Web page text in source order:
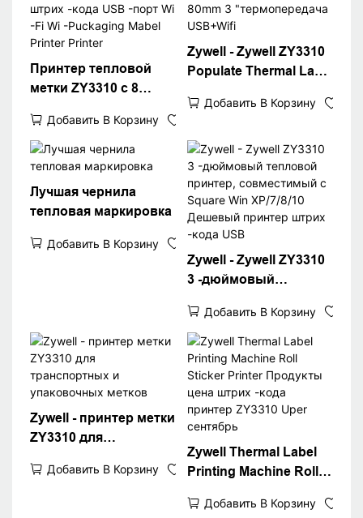
Принтер тепловой
метки ZY3310 с 8
маркировкой штрих
-кода USB -порт Wi -Fi
Wi -Puckaging Mabel
Printer Printer
Добавить В Корзину
Zywell - Zywell ZY3310
Populate Thermal Label
POS 80mm 3
USB+Wifi
Добавить В Корзину
Лучшая чернила
тепловая маркировка
Добавить В Корзину
Zywell - Zywell ZY3310
3 -дюймовый
совместимый с
Square Win XP/7/8/10
Дешевый принтер
штрих -кода USB
Добавить В Корзину
Zywell - принтер метки
ZY3310 для
упаковочных метков
Добавить В Корзину
Zywell Thermal Label
Printing Machine Roll
Продукты цена штрих
Добавить В Корзину